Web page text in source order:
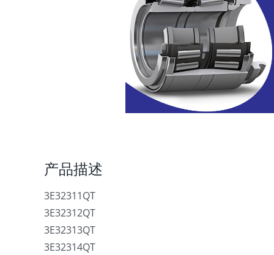
产品描述
3E32311QT
3E32312QT
3E32313QT
3E32314QT